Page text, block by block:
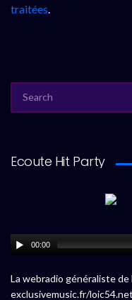
traitées.
FOR:
Ecoute Hit Party
00:00
La webradio généraliste de
exclusivemusic.fr/